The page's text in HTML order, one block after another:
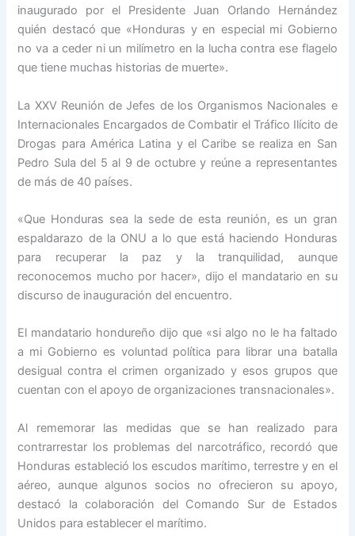
inaugurado por el Presidente Juan Orlando Hernández
quién destacó que «Honduras y en especial mi Gobierno
no va a ceder ni un milímetro en la lucha contra ese flagelo
que tiene muchas historias de muerte».
La XXV Reunión de Jefes de los Organismos Nacionales e
Internacionales Encargados de Combatir el Tráfico Ilícito de
Drogas para América Latina y el Caribe se realiza en San
Pedro Sula del 5 al 9 de octubre y reúne a representantes
de más de 40 países.
«Que Honduras sea la sede de esta reunión, es un gran
espaldarazo de la ONU a lo que está haciendo Honduras
para recuperar la paz y la tranquilidad, aunque
reconocemos mucho por hacer», dijo el mandatario en su
discurso de inauguración del encuentro.
El mandatario hondureño dijo que «si algo no le ha faltado
a mi Gobierno es voluntad política para librar una batalla
desigual contra el crimen organizado y esos grupos que
cuentan con el apoyo de organizaciones transnacionales».
Al rememorar las medidas que se han realizado para
contrarrestar los problemas del narcotráfico, recordó que
Honduras estableció los escudos marítimo, terrestre y en el
aéreo, aunque algunos socios no ofrecieron su apoyo,
destacó la colaboración del Comando Sur de Estados
Unidos para establecer el marítimo.